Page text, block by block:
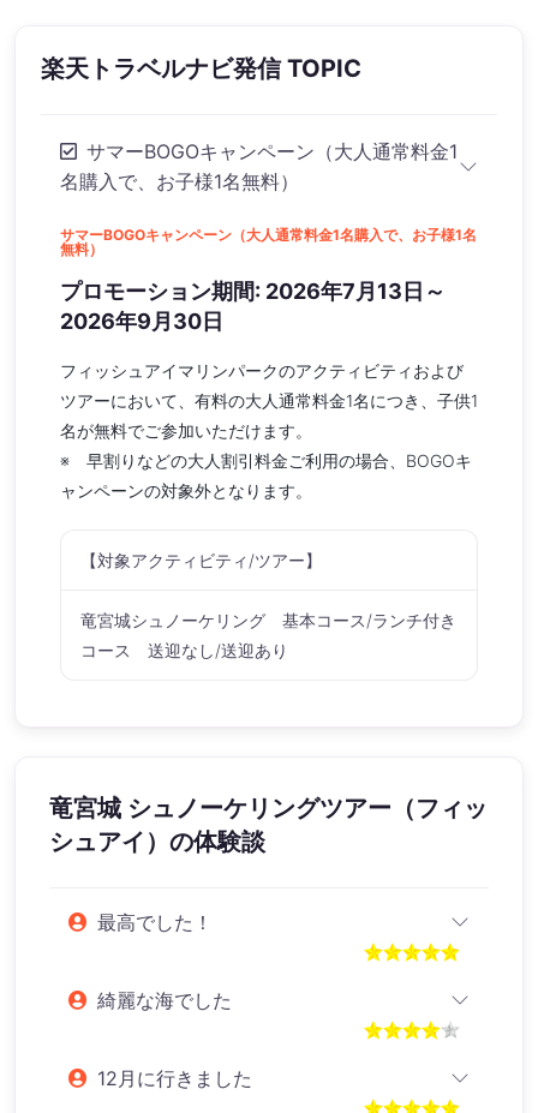
楽天トラベルナビ発信 TOPIC
サマーBOGOキャンペーン（大人通常料金1
名購入で、お子様1名無料）
サマーBOGOキャンペーン（大人通常料金1名購入で、お子様1名
無料）
プロモーション期間: 2026年7月13日～
2026年9月30日
フィッシュアイマリンパークのアクティビティおよび
ツアーにおいて、有料の大人通常料金1名につき、子供1
名が無料でご参加いただけます。
※ 早割りなどの大人割引料金ご利用の場合、BOGOキ
ャンペーンの対象外となります。
【対象アクティビティ/ツアー】
竜宮城シュノーケリング 基本コース/ランチ付き
コース 送迎なし/送迎あり
竜宮城 シュノーケリングツアー（フィッ
シュアイ） の体験談
最高でした！
綺麗な海でした
12月に行きました